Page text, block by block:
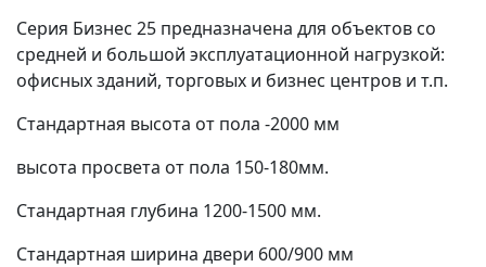
Серия Бизнес 25 предназначена для объектов со
средней и большой эксплуатационной нагрузкой:
офисных зданий, торговых и бизнес центров и т.п.
Стандартная высота от пола -2000 мм
высота просвета от пола 150-180мм.
Стандартная глубина 1200-1500 мм.
Стандартная ширина двери 600/900 мм